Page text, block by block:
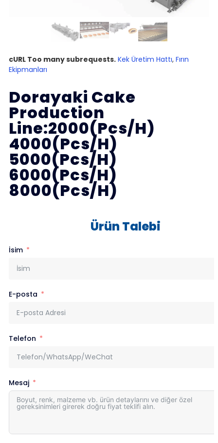
cURL Too many subrequests. Kek Üretim Hattı, Fırın
Ekipmanları
Dorayaki Cake
Production
Line:2000(Pcs/H)
4000(Pcs/H)
5000(Pcs/H)
6000(Pcs/H)
8000(Pcs/H)
Ürün Talebi
İsim
E-posta
Telefon
Mesaj